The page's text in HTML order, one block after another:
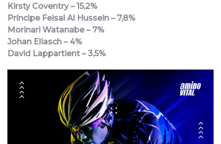
Kirsty Coventry – 15,2%
Príncipe Feisal Al Hussein – 7,8%
Morinari Watanabe – 7%
Johan Eliasch – 4%
David Lappartient – 3,5%